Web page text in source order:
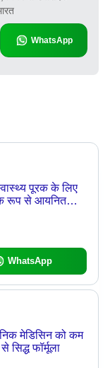
WhatsApp
पूरक के लिए
रूप से आयनित
WhatsApp
मेडिसिन को कम
फॉर्मूला